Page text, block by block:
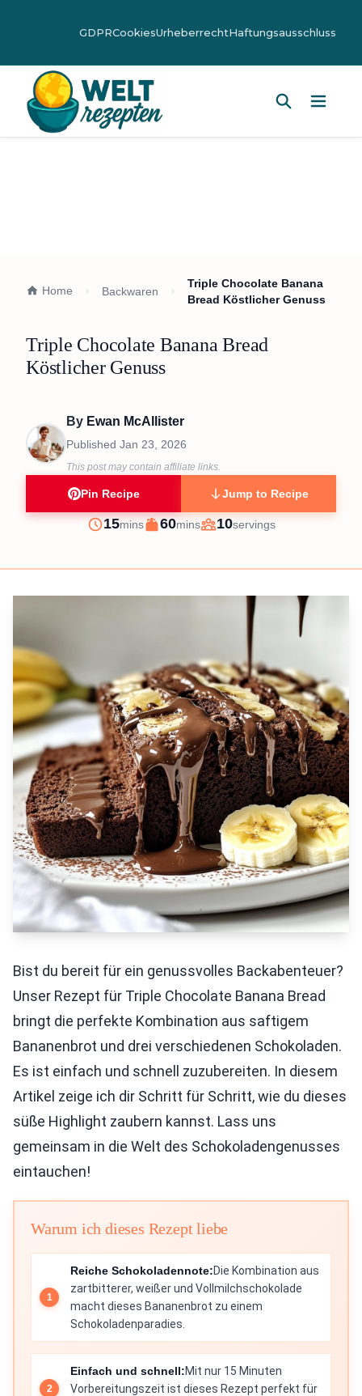
GDPRCookiesUrheberrechtHaftungsausschluss
Home Backwaren
Triple Chocolate Banana
Bread Köstlicher Genuss
Triple Chocolate Banana Bread
Köstlicher Genuss
By Ewan McAllister
Published Jan 23, 2026
This post may contain affiliate links.
Pin Recipe Jump to Recipe
Prep
15minutes
mins
Cook
60minutes
mins
Servings
10servings
Bist du bereit für ein genussvolles Backabenteuer?
Unser Rezept für Triple Chocolate Banana Bread
bringt die perfekte Kombination aus saftigem
Bananenbrot und drei verschiedenen Schokoladen.
Es ist einfach und schnell zuzubereiten. In diesem
Artikel zeige ich dir Schritt für Schritt, wie du dieses
süße Highlight zaubern kannst. Lass uns
gemeinsam in die Welt des Schokoladengenusses
eintauchen!
Warum ich dieses Rezept liebe
Reiche Schokoladennote:Die Kombination aus
zartbitterer, weißer und Vollmilchschokolade
macht dieses Bananenbrot zu einem
Schokoladenparadies.
Einfach und schnell:Mit nur 15 Minuten
Vorbereitungszeit ist dieses Rezept perfekt für